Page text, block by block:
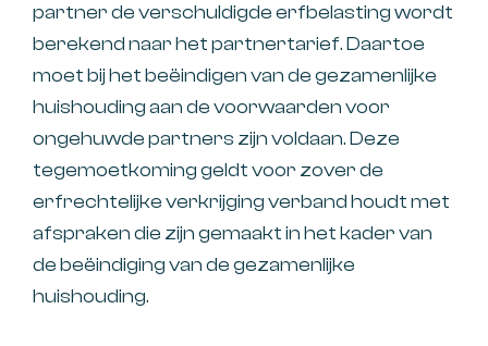
partner de verschuldigde erfbelasting wordt
berekend naar het partnertarief. Daartoe
moet bij het beëindigen van de gezamenlijke
huishouding aan de voorwaarden voor
ongehuwde partners zijn voldaan. Deze
tegemoetkoming geldt voor zover de
erfrechtelijke verkrijging verband houdt met
afspraken die zijn gemaakt in het kader van
de beëindiging van de gezamenlijke
huishouding.